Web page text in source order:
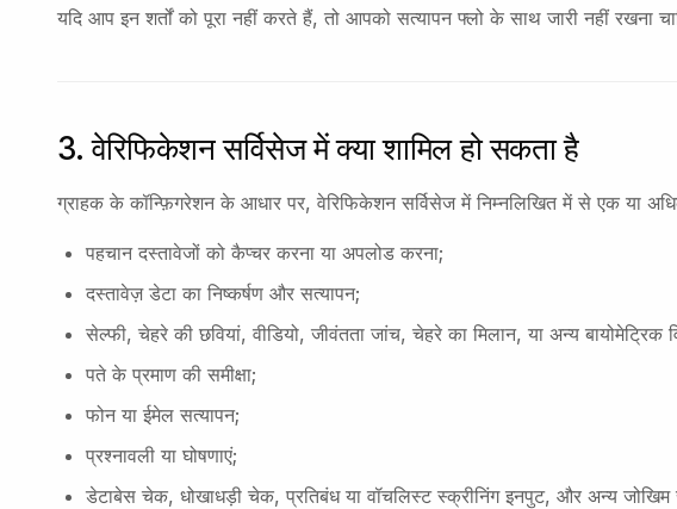
यदि आप इन शर्तों को पूरा नहीं करते हैं, तो आपको सत्यापन फ्लो के साथ जारी नहीं रखना
3. वेरिफिकेशन सर्विसेज में क्या शामिल हो सकता है
ग्राहक के कॉन्फ़िगरेशन के आधार पर, वेरिफिकेशन सर्विसेज में निम्नलिखित में से एक या
पहचान दस्तावेजों को कैप्चर करना या अपलोड करना;
दस्तावेज़ डेटा का निष्कर्षण और सत्यापन;
सेल्फी, चेहरे की छवियां, वीडियो, जीवंतता जांच, चेहरे का मिलान, या अन्य बायोमेट्रिक
पते के प्रमाण की समीक्षा;
फोन या ईमेल सत्यापन;
प्रश्नावली या घोषणाएं;
डेटाबेस चेक, धोखाधड़ी चेक, प्रतिबंध या वॉचलिस्ट स्क्रीनिंग इनपुट, और अन्य